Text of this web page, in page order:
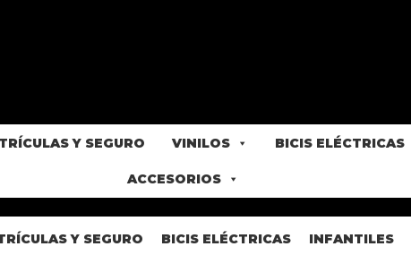
Y SEGURO VINILOS BICIS ELÉCTRICAS
ACCESORIOS
Y SEGURO BICIS ELÉCTRICAS INFANTILES